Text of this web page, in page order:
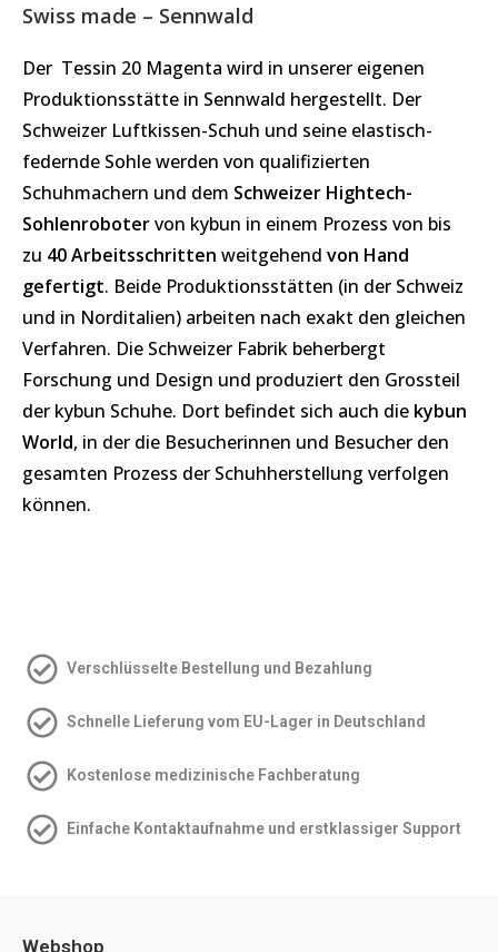
Swiss made – Sennwald
Der Tessin 20 Magenta wird in unserer eigenen
Produktionsstätte in Sennwald hergestellt. Der
Schweizer Luftkissen-Schuh und seine elastisch-
federnde Sohle werden von qualifizierten
Schuhmachern und dem Schweizer Hightech-
Sohlenrobotervon kybun in einem Prozess von bis
zu 40 Arbeitsschritten weitgehend von Hand
gefertigt. Beide Produktionsstätten (in der Schweiz
und in Norditalien) arbeiten nach exakt den gleichen
Verfahren. Die Schweizer Fabrik beherbergt
Forschung und Design und produziert den Grossteil
der kybun Schuhe. Dort befindet sich auch die kybun
World, in der die Besucherinnen und Besucher den
gesamten Prozess der Schuhherstellung verfolgen
können.
Verschlüsselte Bestellung und Bezahlung
Schnelle Lieferung vom EU-Lager in Deutschland
Kostenlose medizinische Fachberatung
Einfache Kontakt­aufnahme und erstklassiger Support
Webshop